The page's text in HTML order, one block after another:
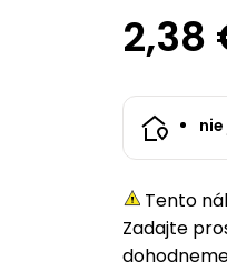
2,38
Tento
Zadajte